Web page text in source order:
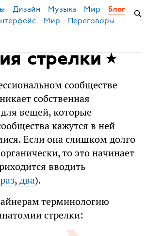
Дизайн Музыка Мир Блог
Мир Переговоры
стрелки
сообществе
собственная
вещей, которые
кажутся в ней
Если она слишком долго
то это начинает
вводить
раз,два).
терминологию
стрелки: